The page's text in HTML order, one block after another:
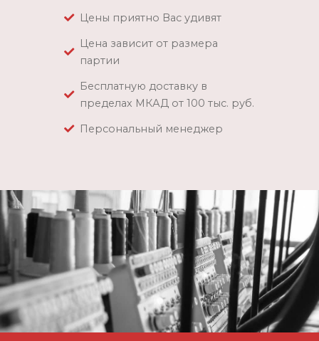
Цены приятно Вас удивят
Цена зависит от размера
партии
Бесплатную доставку в
пределах МКАД от 100 тыс. руб.
Персональный менеджер